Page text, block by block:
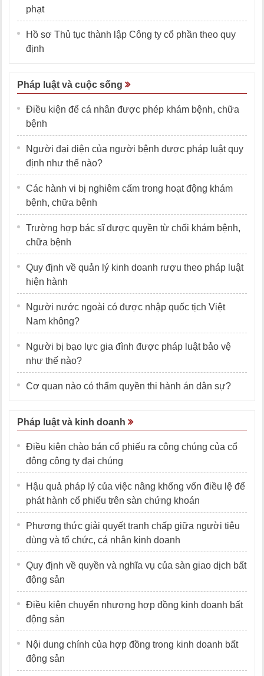
phạt
Hồ sơ Thủ tục thành lập Công ty cổ phần theo quy
định
Pháp luật và cuộc sống
Điều kiện để cá nhân được phép khám bệnh, chữa
bệnh
Người đại diện của người bệnh được pháp luật quy
định như thế nào?
Các hành vi bị nghiêm cấm trong hoạt động khám
bệnh, chữa bệnh
Trường hợp bác sĩ được quyền từ chối khám bệnh,
chữa bệnh
Quy định về quản lý kinh doanh rượu theo pháp luật
hiện hành
Người nước ngoài có được nhập quốc tịch Việt
Nam không?
Người bị bạo lực gia đình được pháp luật bảo vệ
như thế nào?
Cơ quan nào có thẩm quyền thi hành án dân sự?
Pháp luật và kinh doanh
Điều kiện chào bán cổ phiếu ra công chúng của cổ
đông công ty đại chúng
Hậu quả pháp lý của việc nâng khống vốn điều lệ để
phát hành cổ phiếu trên sàn chứng khoán
Phương thức giải quyết tranh chấp giữa người tiêu
dùng và tổ chức, cá nhân kinh doanh
Quy định về quyền và nghĩa vụ của sàn giao dịch bất
động sản
Điều kiện chuyển nhượng hợp đồng kinh doanh bất
động sản
Nội dung chính của hợp đồng trong kinh doanh bất
động sản